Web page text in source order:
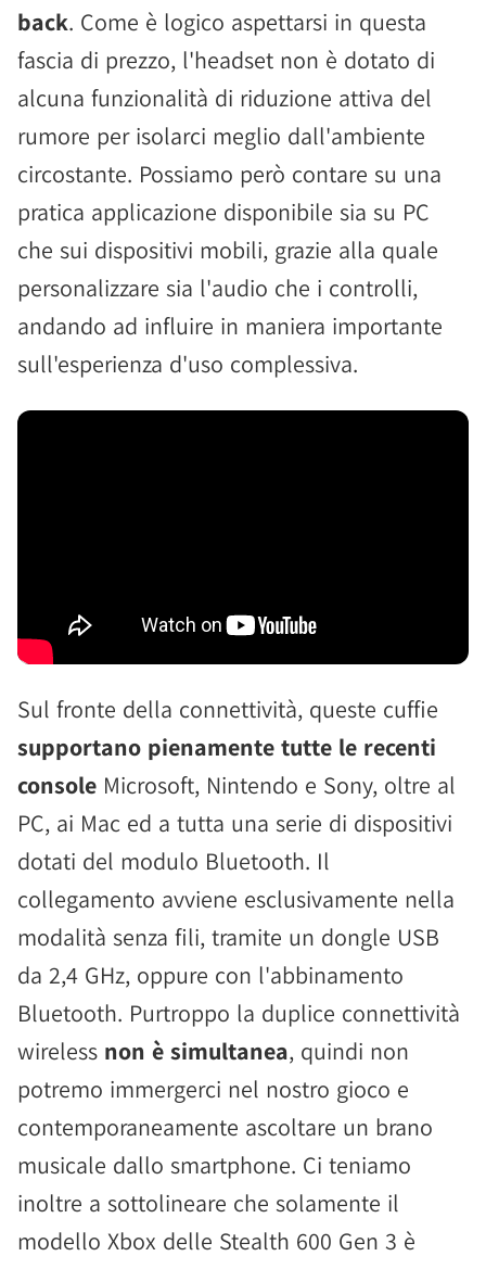
back. Come è logico aspettarsi in questa
fascia di prezzo, l'headset non è dotato di
alcuna funzionalità di riduzione attiva del
rumore per isolarci meglio dall'ambiente
circostante. Possiamo però contare su una
pratica applicazione disponibile sia su PC
che sui dispositivi mobili, grazie alla quale
personalizzare sia l'audio che i controlli,
andando ad influire in maniera importante
sull'esperienza d'uso complessiva.
Sul fronte della connettività, queste cuffie
supportano pienamente tutte le recenti
console Microsoft, Nintendo e Sony, oltre al
PC, ai Mac ed a tutta una serie di dispositivi
dotati del modulo Bluetooth. Il
collegamento avviene esclusivamente nella
modalità senza fili, tramite un dongle USB
da 2,4 GHz, oppure con l'abbinamento
Bluetooth. Purtroppo la duplice connettività
wireless non è simultanea, quindi non
potremo immergerci nel nostro gioco e
contemporaneamente ascoltare un brano
musicale dallo smartphone. Ci teniamo
inoltre a sottolineare che solamente il
modello Xbox delle Stealth 600 Gen 3 è